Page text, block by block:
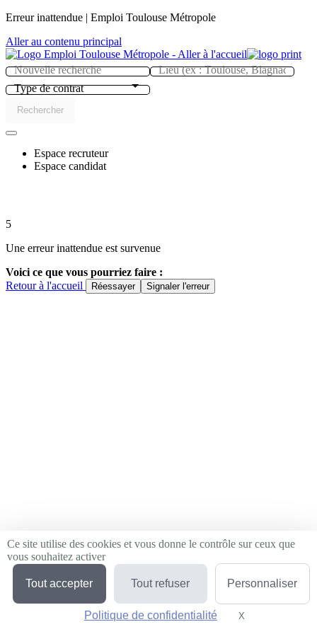
Erreur inattendue | Emploi Toulouse Métropole
Aller au contenu principal
Type de contrat
Rechercher
Espace recruteur
Espace candidat
5
Une erreur inattendue est survenue
Voici ce que vous pourriez faire :
Retour à l'accueil
Réessayer Signaler l'erreur
Ce site utilise des cookies et vous donne le contrôle sur ceux que
vous souhaitez activer
Tout accepter Tout refuser Personnaliser
Politique de confidentialité X